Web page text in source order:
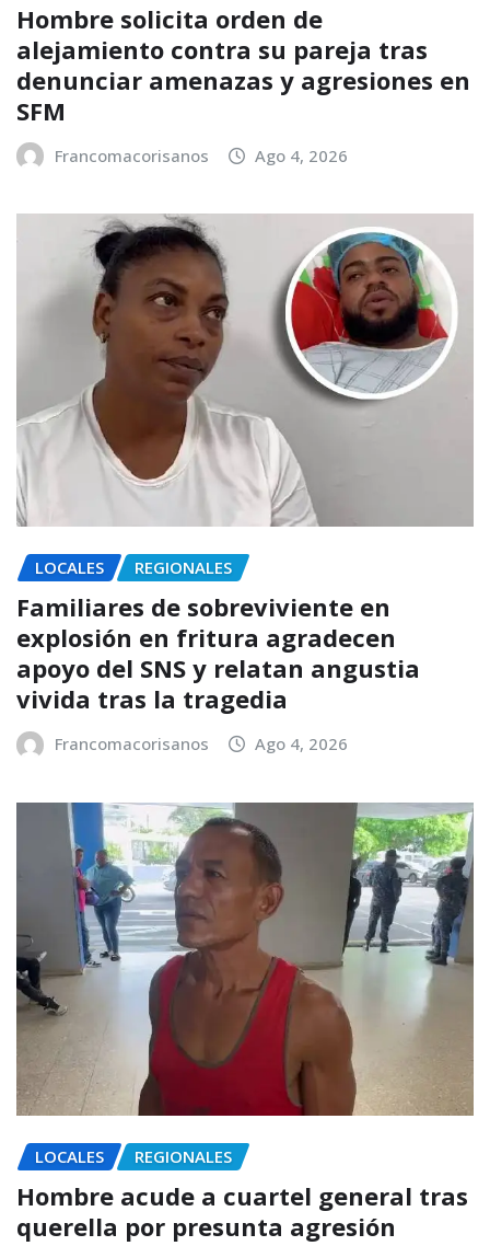
Hombre solicita orden de
alejamiento contra su pareja tras
denunciar amenazas y agresiones en
SFM
Francomacorisanos Ago 4, 2026
LOCALES REGIONALES
Familiares de sobreviviente en
explosión en fritura agradecen
apoyo del SNS y relatan angustia
vivida tras la tragedia
Francomacorisanos Ago 4, 2026
LOCALES REGIONALES
Hombre acude a cuartel general tras
querella por presunta agresión